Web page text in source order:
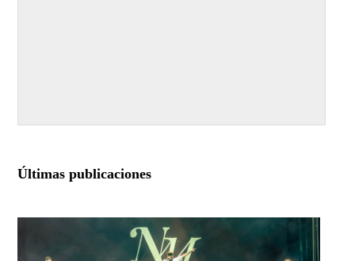
Últimas publicaciones